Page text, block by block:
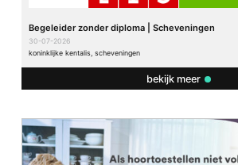
Begeleider zonder diploma | Scheveningen
30-07-2026
koninklijke kentalis, scheveningen
bekijk meer